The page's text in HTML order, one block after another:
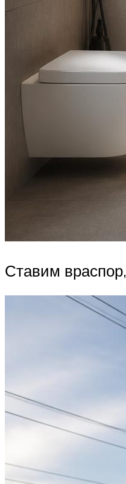
Ставим